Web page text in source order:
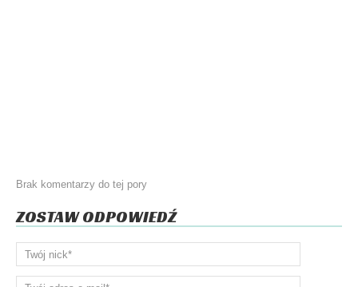
Brak komentarzy do tej pory
ZOSTAW ODPOWIEDŹ